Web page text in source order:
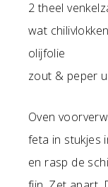
2 theel
wat
olijfolie
zout & peper
Oven
feta in stukjes
en rasp de